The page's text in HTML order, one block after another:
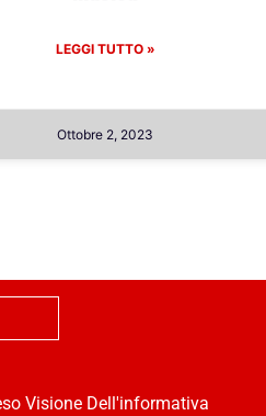
LEGGI TUTTO »
Ottobre 2, 2023
Visione Dell'informativa